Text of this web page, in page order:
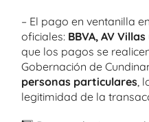
– El pago en ventanilla
oficiales: BBVA, AV
que los pagos se
Gobernación de
personas particulares ,
legitimidad de la